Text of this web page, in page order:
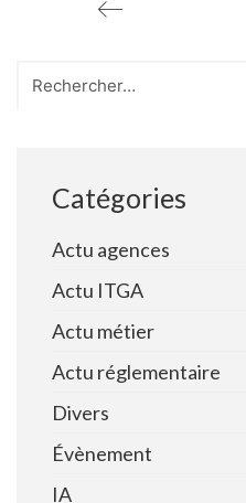
for:
Catégories
Actu agences
Actu ITGA
Actu métier
Actu réglementaire
Divers
Évènement
IA